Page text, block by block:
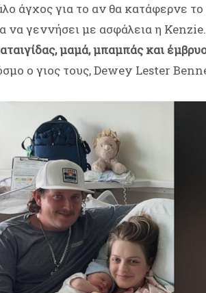
άγχος για το αν θα κατάφερνε
να γεννήσει με ασφάλεια η
μαμά, μπαμπάς και
ο γιος τους, Dewey Lester